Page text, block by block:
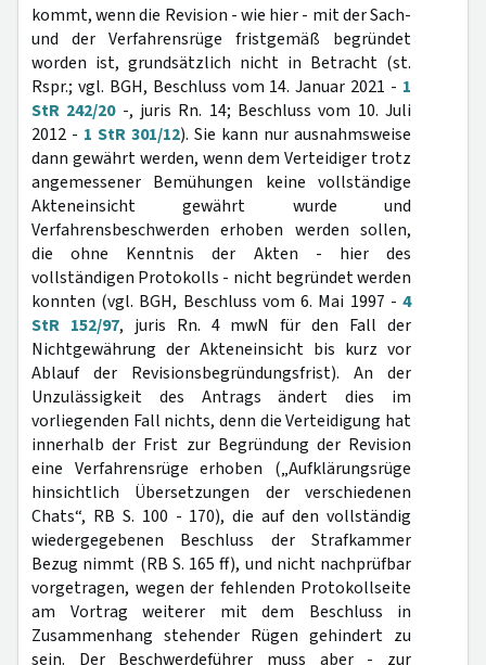
kommt, wenn die Revision - wie hier - mit der Sach-
und der Verfahrensrüge fristgemäß begründet
worden ist, grundsätzlich nicht in Betracht (st.
Rspr.; vgl. BGH, Beschluss vom 14. Januar 2021 - 1
StR 242/20-, juris Rn. 14; Beschluss vom 10. Juli
2012 - 1 StR 301/12). Sie kann nur ausnahmsweise
dann gewährt werden, wenn dem Verteidiger trotz
angemessener Bemühungen keine vollständige
Akteneinsicht gewährt wurde und
Verfahrensbeschwerden erhoben werden sollen,
die ohne Kenntnis der Akten - hier des
vollständigen Protokolls - nicht begründet werden
konnten (vgl. BGH, Beschluss vom 6. Mai 1997 - 4
StR 152/97, juris Rn. 4 mwN für den Fall der
Nichtgewährung der Akteneinsicht bis kurz vor
Ablauf der Revisionsbegründungsfrist). An der
Unzulässigkeit des Antrags ändert dies im
vorliegenden Fall nichts, denn die Verteidigung hat
innerhalb der Frist zur Begründung der Revision
eine Verfahrensrüge erhoben („Aufklärungsrüge
hinsichtlich Übersetzungen der verschiedenen
Chats“, RB S. 100 - 170), die auf den vollständig
wiedergegebenen Beschluss der Strafkammer
Bezug nimmt (RB S. 165 ff), und nicht nachprüfbar
vorgetragen, wegen der fehlenden Protokollseite
am Vortrag weiterer mit dem Beschluss in
Zusammenhang stehender Rügen gehindert zu
sein. Der Beschwerdeführer muss aber - zur